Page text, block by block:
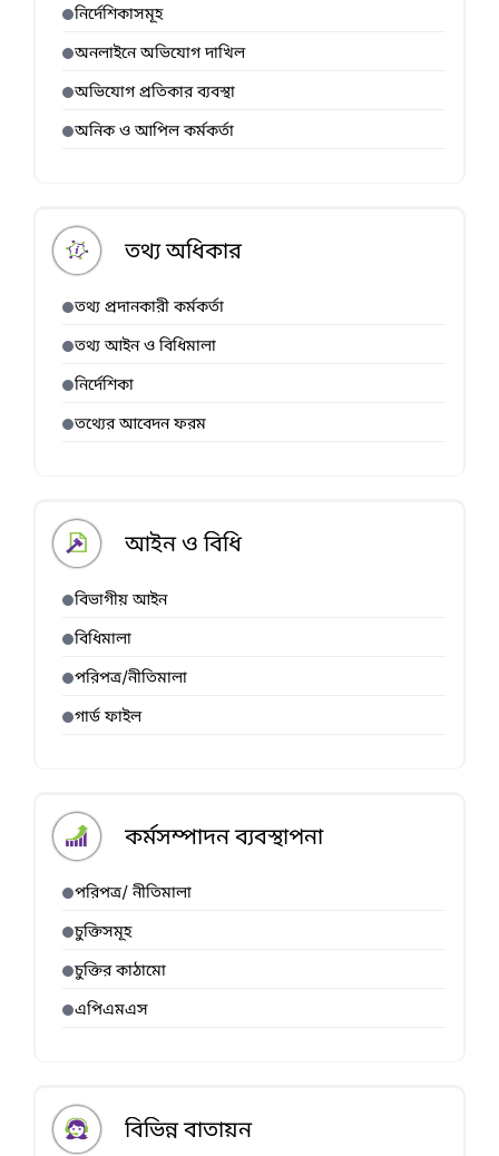
নির্দেশিকাসমূহ
অনলাইনে অভিযোগ দাখিল
অভিযোগ প্রতিকার ব্যবস্থা
অনিক ও আপিল কর্মকর্তা
তথ্য অধিকার
তথ্য প্রদানকারী কর্মকর্তা
তথ্য আইন ও বিধিমালা
নির্দেশিকা
তথ্যের আবেদন ফরম
আইন ও বিধি
বিভাগীয় আইন
বিধিমালা
পরিপত্র/নীতিমালা
গার্ড ফাইল
কর্মসম্পাদন ব্যবস্থাপনা
পরিপত্র/ নীতিমালা
চুক্তিসমূহ
চুক্তির কাঠামো
এপিএমএস
বিভিন্ন বাতায়ন